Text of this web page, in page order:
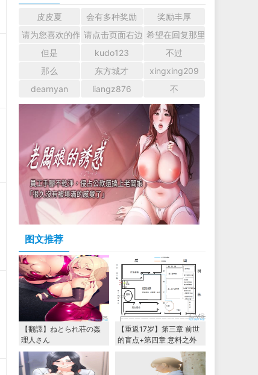
皮皮夏 会有多种奖励
奖励丰厚
请为您喜欢的作者加油吧！ 认真回复交流
请点击页面右边的小手图标支持楼主。
希望在回复那里留下您的
但是
kudo123
不过
那么
东方城才
xingxing209
dearnyan
liangz876 不
图文推荐
【翻譯】ねとられ荘の姦
理人さん
【重返17岁】第三章 前世
的盲点+第四章 意料之外
的相认+番外篇（本文为女
主第一视角，两万字更